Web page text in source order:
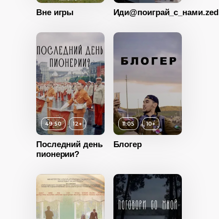
Вне игры
Возраст 12+
Длительность
46:00
Год 2021
Страна
Иди@поиграй_с_нами.zed
49:50 12+
Последний день
пионерии?
11:05 10+
Блогер